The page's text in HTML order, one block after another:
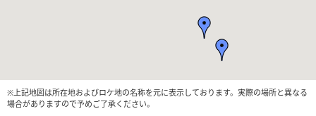
※上記地図は所在地およびロケ地の名称を元に表示しております。実際の場所と異なる
場合がありますので予めご了承ください。